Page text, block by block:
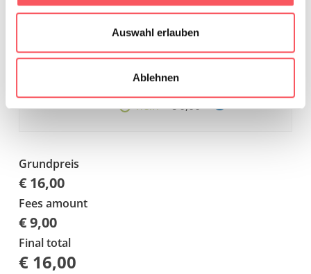
Auswahl erlauben
Ablehnen
Ja (empfohlen) € 6,00
nein € 0,00
Grundpreis
€ 16,00
Fees amount
€ 9,00
Final total
€16,00